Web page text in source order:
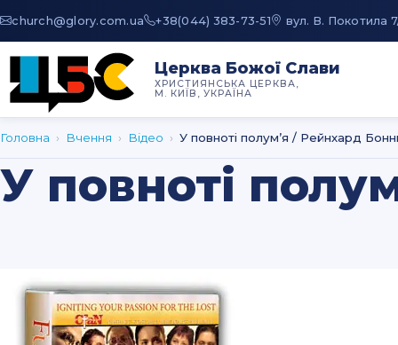
au.moc.yrolg@hcruhc +38(044) 383-73-51 вул. В. Покотила
Церква Божої Слави
ХРИСТИЯНСЬКА ЦЕРКВА,
М. КИЇВ, УКРАЇНА
Головна › Вчення › Відео › У повноті полум’я / Рейнхард
У повноті